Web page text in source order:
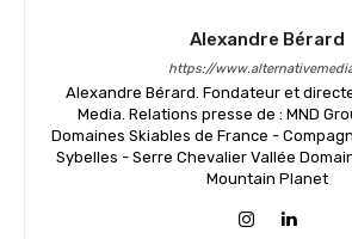
Alexandre Bérard
https://
Alexandre Bérard. Fondateur et
Media. Relations presse de : MND
Domaines Skiables de France -
Sybelles - Serre Chevalier Vallée
Mountain Planet